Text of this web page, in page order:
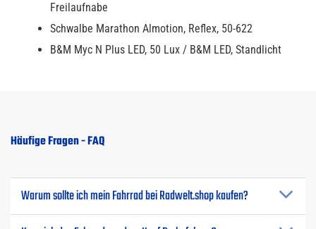
Freilaufnabe
Schwalbe Marathon Almotion, Reflex, 50-622
B&M Myc N Plus LED, 50 Lux / B&M LED, Standlicht
Häufige Fragen - FAQ
Warum sollte ich mein Fahrrad bei Radwelt.shop kaufen?